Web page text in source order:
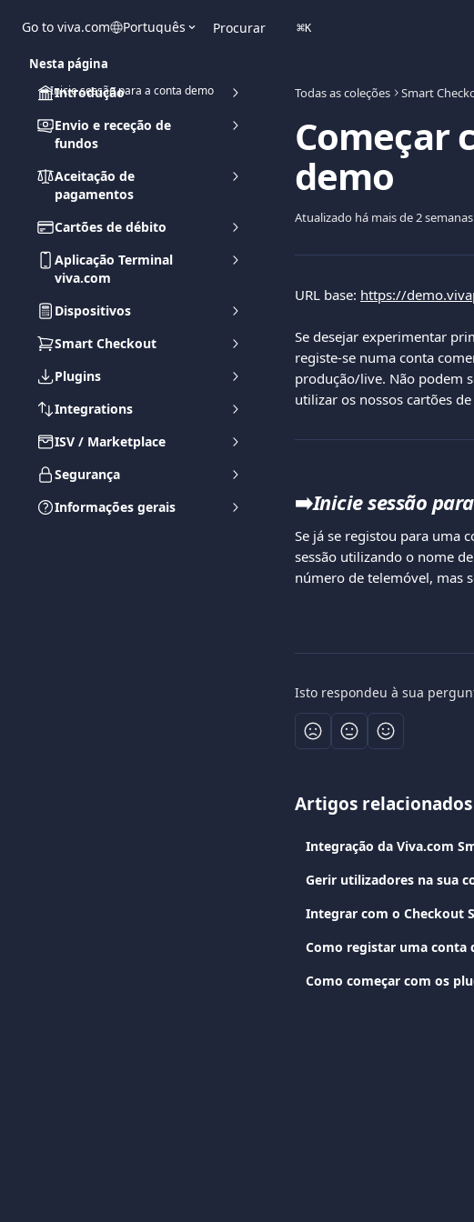
Go to viva.com Português Procurar ⌘K
Introdução
Envio e receção de
fundos
Aceitação de
pagamentos
Cartões de débito
Aplicação Terminal
viva.com
Dispositivos
Smart Checkout
Plugins
Integrations
ISV / Marketplace
Segurança
Informações gerais
Todas as coleções Smart
Começar
demo
Atualizado há mais de 2 semanas
URL base: https://
Se desejar experimentar
registe-se numa conta
produção/live. Não podem
utilizar os nossos cartões
➡️Inicie sessão
Se já se registou para uma
sessão utilizando o nome
número de telemóvel, mas
Isto respondeu à sua
Artigos relacionados
Integração da Viva.com
Gerir utilizadores na sua
Integrar com o Checkout
Como registar uma conta
Como começar com os
Nesta página
➡️Inicie sessão para a conta demo